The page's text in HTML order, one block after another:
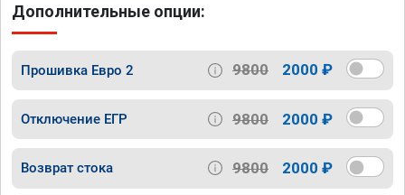
Дополнительные опции:
Прошивка Евро 2 9800 2000 ₽
Отключение ЕГР 9800 2000 ₽
Возврат стока 9800 2000 ₽